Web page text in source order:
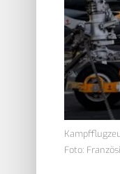
Foto: